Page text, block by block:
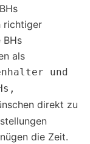
richtiger
BHs
als
und
direkt zu
die Zeit.